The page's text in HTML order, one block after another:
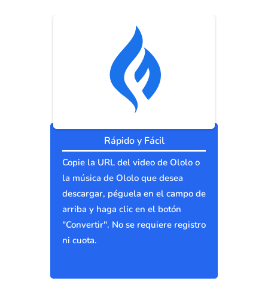
Rápido y Fácil
Copie la URL del video de Ololo o
la música de Ololo que desea
descargar, péguela en el campo de
arriba y haga clic en el botón
"Convertir". No se requiere registro
ni cuota.